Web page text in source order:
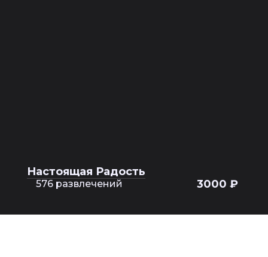
Настоящая Радость
576 развлечений 3000 ₽